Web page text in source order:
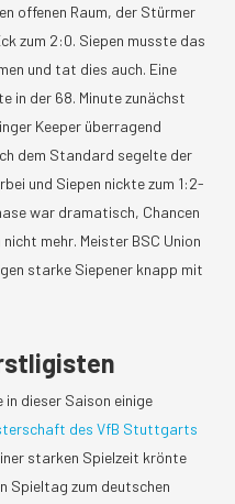
offenen Raum, der Stürmer
zum 2:0. Siepen musste das
und tat dies auch. Eine
in der 68. Minute zunächst
Keeper überragend
dem Standard segelte der
und Siepen nickte zum 1:2-
war dramatisch, Chancen
mehr. Meister BSC Union
starke Siepener knapp mit
dieser Saison einige
des VfB Stuttgarts
starken Spielzeit krönte
Spieltag zum deutschen